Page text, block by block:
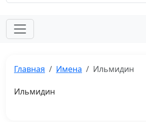
Главная Имена Ильмидин
Ильмидин